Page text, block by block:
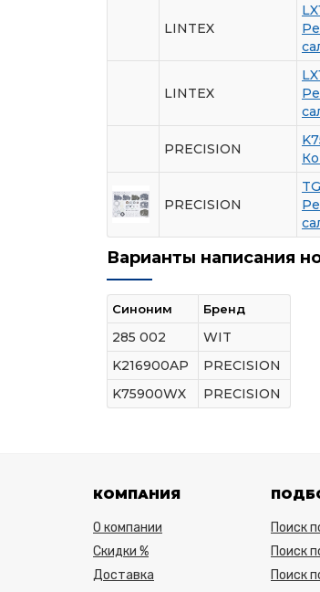
LINTEX
LINTEX
PRECISION
PRECISION
Варианты написания
Синоним Бренд
285 002
WIT
K216900AP
PRECISION
K75900WX
PRECISION
КОМПАНИЯ
О компании
Скидки %
Доставка
Поиск
Поиск
Поиск